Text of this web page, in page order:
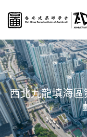
西北九龍填海